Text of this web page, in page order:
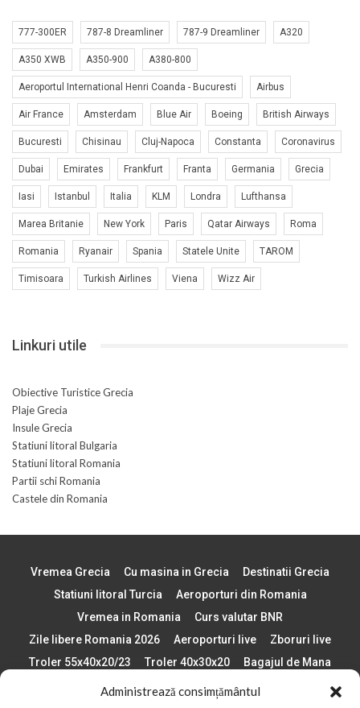
Administrează consimțământul
777-300ER 787-8 Dreamliner 787-9 Dreamliner A320
A350 XWB A350-900 A380-800
Aeroportul International Henri Coanda - Bucuresti Airbus
Air France Amsterdam Blue Air Boeing British Airways
Bucuresti Chisinau Cluj-Napoca Constanta Coronavirus
Dubai Emirates Frankfurt Franta Germania Grecia
Iasi Istanbul Italia KLM Londra Lufthansa
Marea Britanie New York Paris Qatar Airways Roma
Romania Ryanair Spania Statele Unite TAROM
Timisoara Turkish Airlines Viena Wizz Air
Linkuri utile
Obiective Turistice Grecia
Plaje Grecia
Insule Grecia
Statiuni litoral Bulgaria
Statiuni litoral Romania
Partii schi Romania
Castele din Romania
Vremea Grecia Cu masina in Grecia
Destinatii Grecia
Statiuni litoral Turcia
Aeroporturi din Romania
Vremea in Romania
Curs valutar BNR
Zile libere Romania 2026
Aeroporturi live
Zboruri live
Troler 55x40x20/23
Troler 40x30x20
Bagajul de Mana
Paste 2026
Cele mai bune telefoane